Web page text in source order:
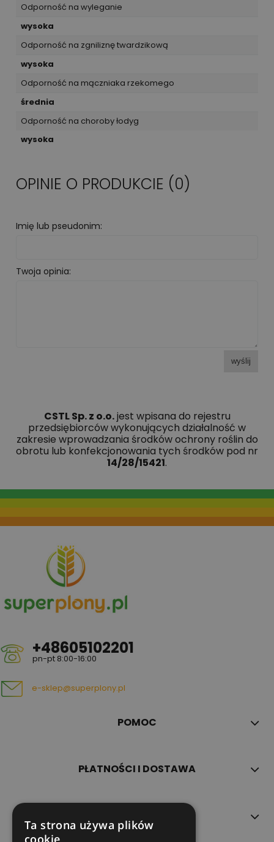
Odporność na wyleganie
wysoka
Odporność na zgniliznę twardzikową
wysoka
Odporność na mączniaka rzekomego
średnia
Odporność na choroby łodyg
wysoka
OPINIE O PRODUKCIE (0)
Imię lub pseudonim:
Twoja opinia:
wyślij
CSTL Sp. z o.o.jest wpisana do rejestru
przedsiębiorców wykonujących działalność w
zakresie wprowadzania środków ochrony roślin do
obrotu lub konfekcjonowania tych środków pod nr
14/28/15421.
+48605102201
pn-pt 8:00-16:00
e-sklep@superplony.pl
POMOC
PŁATNOŚCI I DOSTAWA
Ta strona używa plików
cookie